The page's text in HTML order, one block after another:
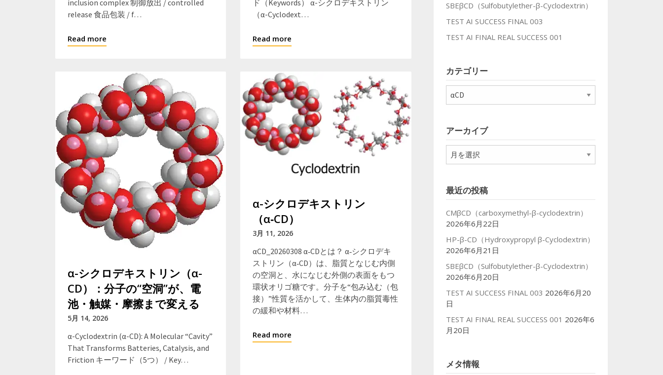
inclusion complex 制御放出 / controlled
release 食品包装 / f…
Read more
ド（Keywords） α-シクロデキストリン
（α-Cyclodext…
Read more
α-シクロデキストリン（α-
CD）：分子の“空洞”が、電
池・触媒・摩擦まで変える
5月 14, 2026
α-Cyclodextrin (α-CD): A Molecular “Cavity”
That Transforms Batteries, Catalysis, and
Friction キーワード（5つ） / Key…
α-シクロデキストリン
（α‑CD）
3月 11, 2026
αCD_20260308 α‑CDとは？ α‑シクロデキ
ストリン（α‑CD）は、脂質となじむ内側
の空洞と、水になじむ外側の表面をもつ
環状オリゴ糖です。分子を“包み込む（包
接）”性質を活かして、生体内の脂質毒性
の緩和や材料…
Read more
SBEβCD（Sulfobutylether-β-Cyclodextrin）
TEST AI SUCCESS FINAL 003
TEST AI FINAL REAL SUCCESS 001
カテゴリー
ー
アーカイブ
ア
ー
ブ
最近の投稿
CMβCD（carboxymethyl-β-cyclodextrin）
2026年6月22日
HP-β-CD（Hydroxypropyl β-Cyclodextrin）
2026年6月21日
SBEβCD（Sulfobutylether-β-Cyclodextrin）
2026年6月20日
TEST AI SUCCESS FINAL 003 2026年6月20
日
TEST AI FINAL REAL SUCCESS 001 2026年6
月20日
メタ情報